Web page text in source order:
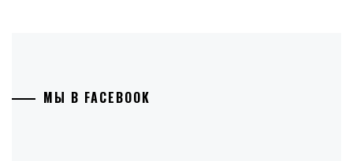
МЫ В FACEBOOK